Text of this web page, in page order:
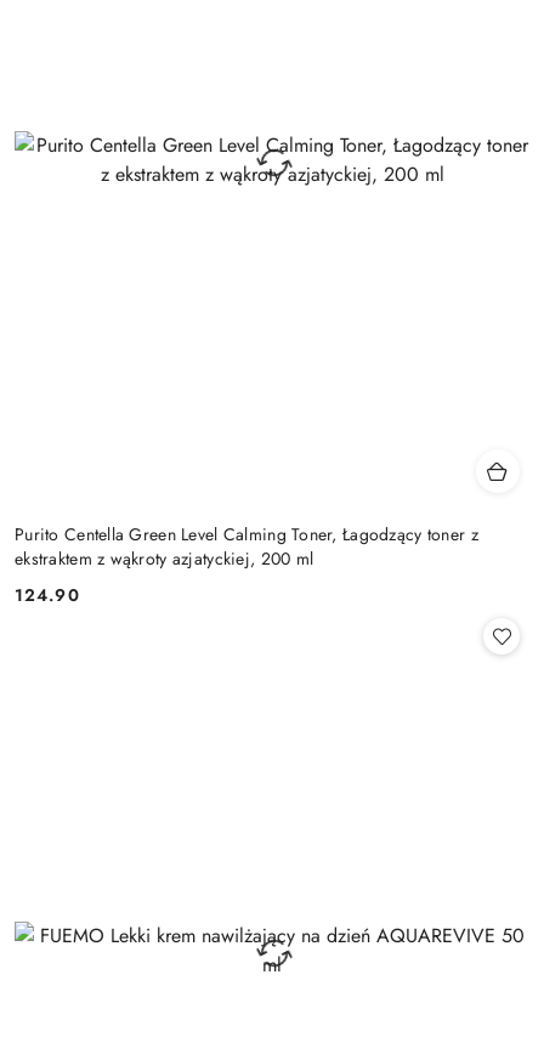
Purito Centella Green Level Calming Toner, Łagodzący toner z
ekstraktem z wąkroty azjatyckiej, 200 ml
Cena:
124.90